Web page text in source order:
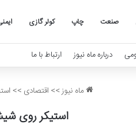
صنعت چاپ کولر گازی
درباره ماه نیوز ارتباط با ما
ماه نیوز>> اقتصادی >>
استیکر روی